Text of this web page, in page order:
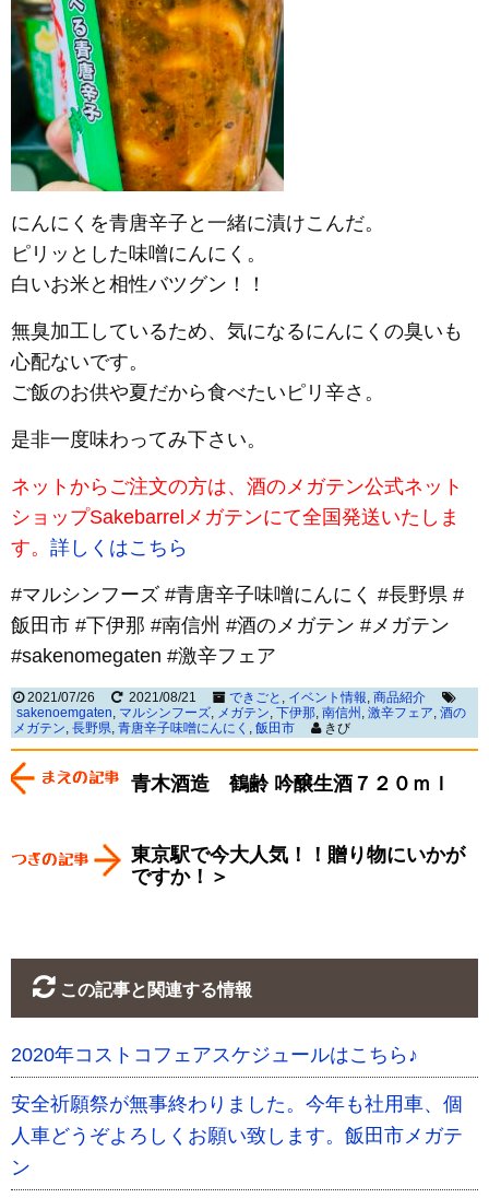
にんにくを青唐辛子と一緒に漬けこんだ。
ピリッとした味噌にんにく。
白いお米と相性バツグン！！
無臭加工しているため、気になるにんにくの臭いも
心配ないです。
ご飯のお供や夏だから食べたいピリ辛さ。
是非一度味わってみ下さい。
ネットからご注文の方は、酒のメガテン公式ネット
ショップSakebarrelメガテンにて全国発送いたしま
す。 詳しくはこちら
#マルシンフーズ #青唐辛子味噌にんにく #長野県 #
飯田市 #下伊那 #南信州 #酒のメガテン #メガテン
#sakenomegaten #激辛フェア
2021/07/26 2021/08/21 できごと , イベント情報, 商品紹介
sakenoemgaten, マルシンフーズ, メガテン, 下伊那, 南信州 , 激辛フェア, 酒の
メガテン, 長野県, 青唐辛子味噌にんにく , 飯田市 きび
青木酒造 鶴齢 吟醸生酒７２０ｍｌ
東京駅で今大人気！！贈り物にいかが
ですか！＞
この記事と関連する情報
2020年コストコフェアスケジュールはこちら♪
安全祈願祭が無事終わりました。今年も社用車、個
人車どうぞよろしくお願い致します。飯田市メガテ
ン